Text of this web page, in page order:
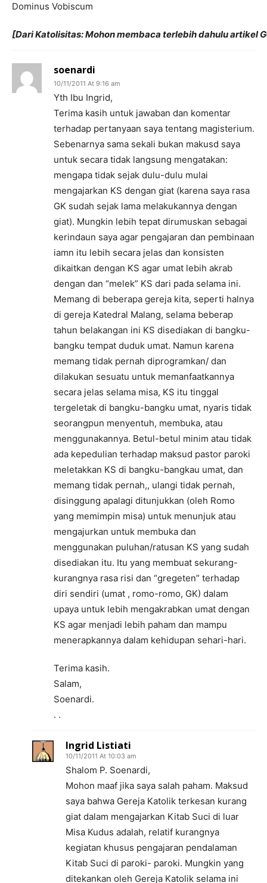
Dominus Vobiscum
[Dari Katolisitas: Mohon membaca terlebih dahulu artikel
soenardi
10/11/2011 At 9:16 am
Yth Ibu Ingrid,
Terima kasih untuk jawaban dan komentar
terhadap pertanyaan saya tentang magisterium.
Sebenarnya sama sekali bukan makusd saya
untuk secara tidak langsung mengatakan:
mengapa tidak sejak dulu-dulu mulai
mengajarkan KS dengan giat (karena saya rasa
GK sudah sejak lama melakukannya dengan
giat). Mungkin lebih tepat dirumuskan sebagai
kerindaun saya agar pengajaran dan pembinaan
iamn itu lebih secara jelas dan konsisten
dikaitkan dengan KS agar umat lebih akrab
dengan dan “melek” KS dari pada selama ini.
Memang di beberapa gereja kita, seperti halnya
di gereja Katedral Malang, selama beberap
tahun belakangan ini KS disediakan di bangku-
bangku tempat duduk umat. Namun karena
memang tidak pernah diprogramkan/ dan
dilakukan sesuatu untuk memanfaatkannya
secara jelas selama misa, KS itu tinggal
tergeletak di bangku-bangku umat, nyaris tidak
seorangpun menyentuh, membuka, atau
menggunakannya. Betul-betul minim atau tidak
ada kepedulian terhadap maksud pastor paroki
meletakkan KS di bangku-bangkau umat, dan
memang tidak pernah,, ulangi tidak pernah,
disinggung apalagi ditunjukkan (oleh Romo
yang memimpin misa) untuk menunjuk atau
mengajurkan untuk membuka dan
menggunakan puluhan/ratusan KS yang sudah
disediakan itu. Itu yang membuat sekurang-
kurangnya rasa risi dan “gregeten” terhadap
diri sendiri (umat , romo-romo, GK) dalam
upaya untuk lebih mengakrabkan umat dengan
KS agar menjadi lebih paham dan mampu
menerapkannya dalam kehidupan sehari-hari.
Terima kasih.
Salam,
Soenardi.
. .
Ingrid Listiati
10/11/2011 At 10:03 am
Shalom P. Soenardi,
Mohon maaf jika saya salah paham. Maksud
saya bahwa Gereja Katolik terkesan kurang
giat dalam mengajarkan Kitab Suci di luar
Misa Kudus adalah, relatif kurangnya
kegiatan khusus pengajaran pendalaman
Kitab Suci di paroki- paroki. Mungkin yang
ditekankan oleh Gereja Katolik selama ini